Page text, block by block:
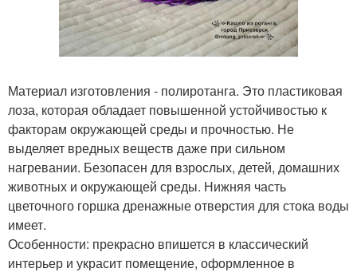
Материал изготовления - полиротанга. Это пластиковая
лоза, которая обладает повышенной устойчивостью к
факторам окружающей среды и прочностью. Не
выделяет вредных веществ даже при сильном
нагревании. Безопасен для взрослых, детей, домашних
животных и окружающей среды. Нижняя часть
цветочного горшка дренажные отверстия для стока воды
имеет.
Особенности: прекрасно впишется в классический
интерьер и украсит помещение, оформленное в